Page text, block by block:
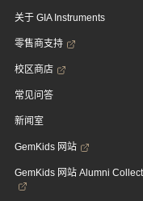
关于 GIA Instruments
零售商支持
校区商店
常见问答
新闻室
GemKids 网站
GemKids 网站 Alumni